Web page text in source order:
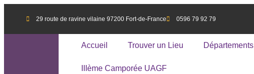
29 route de ravine vilaine 97200 Fort-de-France 0596 79 92 79
Accueil Trouver un Lieu Départements
IIIème Camporée UAGF